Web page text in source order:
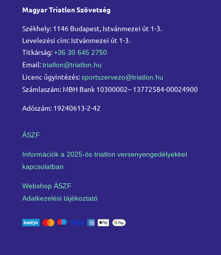
Magyar Triatlon Szövetség
Székhely: 1146 Budapest, Istvánmezei út 1-3.
Levelezési cím: Istvánmezei út 1-3.
Titkárság:+36 30 645 2750
Email:triatlon@triatlon.hu
Licenc ügyintézés:sportszervezo@triatlon.hu
Számlaszám: MBH Bank 10300002– 13772584-00024900
Adószám: 19240613-2-42
ÁSZF
Információk a 2025-ös triatlon versenyengedélyekkel
kapcsolatban
Webshop ÁSZF
Adatkezelési tájékoztató